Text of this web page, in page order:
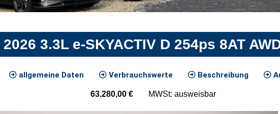
3.3L e-SKYACTIV D 254ps 8AT
allgemeine Daten Verbrauchswerte Beschreibung
63.280,00 € MWSt: ausweisbar